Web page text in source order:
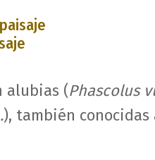
alubias (Phascolus
), también conocidas